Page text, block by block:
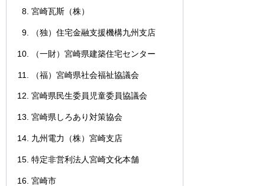
宮崎瓦斯（株）
（独）住宅金融支援機構九州支店
（一財）宮崎県建築住宅センター
（福）宮崎県社会福祉協議会
宮崎県民生委員児童委員協議会
宮崎県しろあり対策協会
九州電力（株）宮崎支店
特定非営利法人宮崎文化本舗
宮崎市